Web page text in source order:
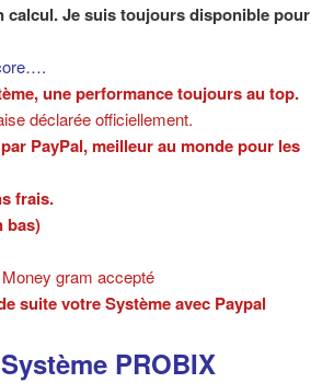
calcul. Je suis toujours disponible pour
une performance toujours au top.
déclarée officiellement.
PayPal, meilleur au monde pour les
frais.
bas)
gram accepté
suite votre Système avec Paypal
PROBIX